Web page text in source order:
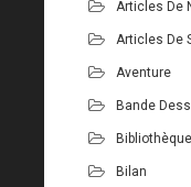
Articles De
Articles De
Aventure
Bande
Bilan